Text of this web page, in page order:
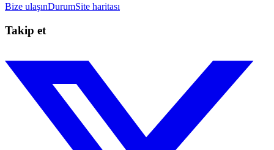
Bize ulaşınDurumSite haritası
Takip et